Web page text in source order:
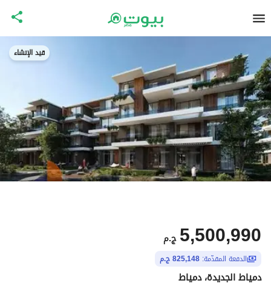
قيد الإنشاء
ج.م 5,500,990
الدفعة المقدّمة: 825,148 ج.م
دمياط الجديدة، دمياط